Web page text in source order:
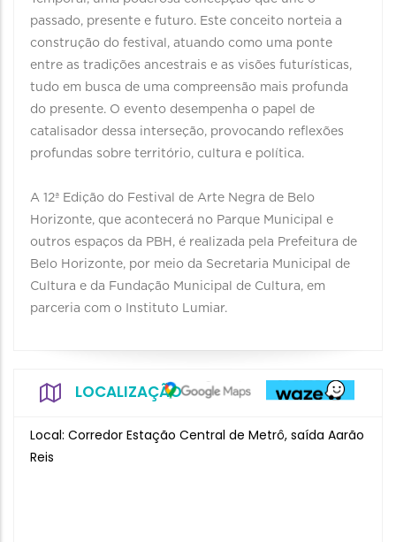
passado, presente e futuro. Este conceito norteia a
construção do festival, atuando como uma ponte
entre as tradições ancestrais e as visões futurísticas,
tudo em busca de uma compreensão mais profunda
do presente. O evento desempenha o papel de
catalisador dessa interseção, provocando reflexões
profundas sobre território, cultura e política.
A 12ª Edição do Festival de Arte Negra de Belo
Horizonte, que acontecerá no Parque Municipal e
outros espaços da PBH, é realizada pela Prefeitura de
Belo Horizonte, por meio da Secretaria Municipal de
Cultura e da Fundação Municipal de Cultura, em
parceria com o Instituto Lumiar.
LOCALIZAÇÃO
Local: Corredor Estação Central de Metrô, saída Aarão
Reis